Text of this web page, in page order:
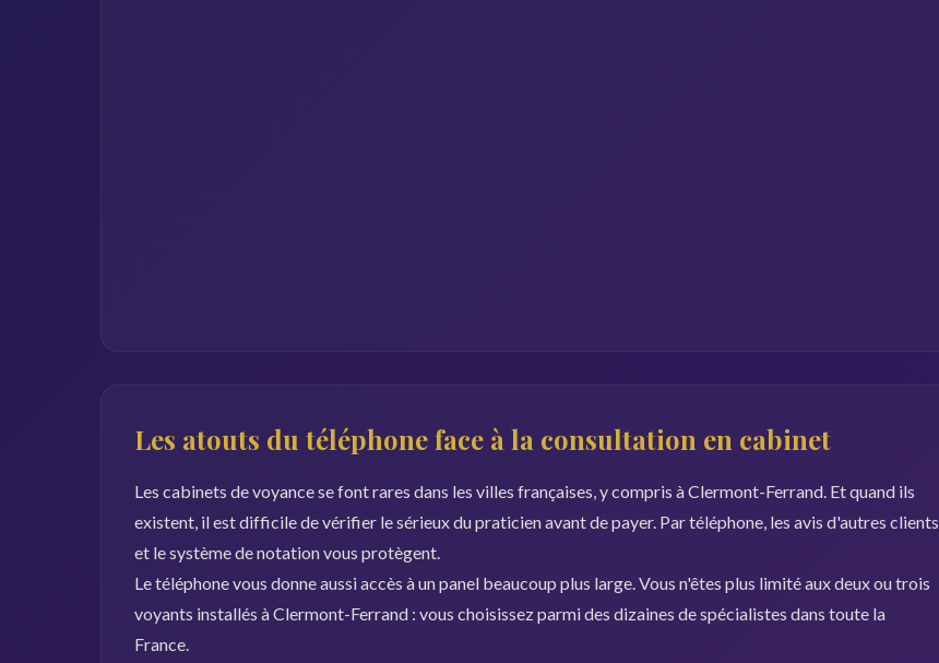
Les atouts du téléphone face à la consultation en cabinet
Les cabinets de voyance se font rares dans les villes françaises, y compris à Clermont-Ferrand. Et quand ils
existent, il est difficile de vérifier le sérieux du praticien avant de payer. Par téléphone, les avis d'autres clients
et le système de notation vous protègent.
Le téléphone vous donne aussi accès à un panel beaucoup plus large. Vous n'êtes plus limité aux deux ou trois
voyants installés à Clermont-Ferrand : vous choisissez parmi des dizaines de spécialistes dans toute la
France.